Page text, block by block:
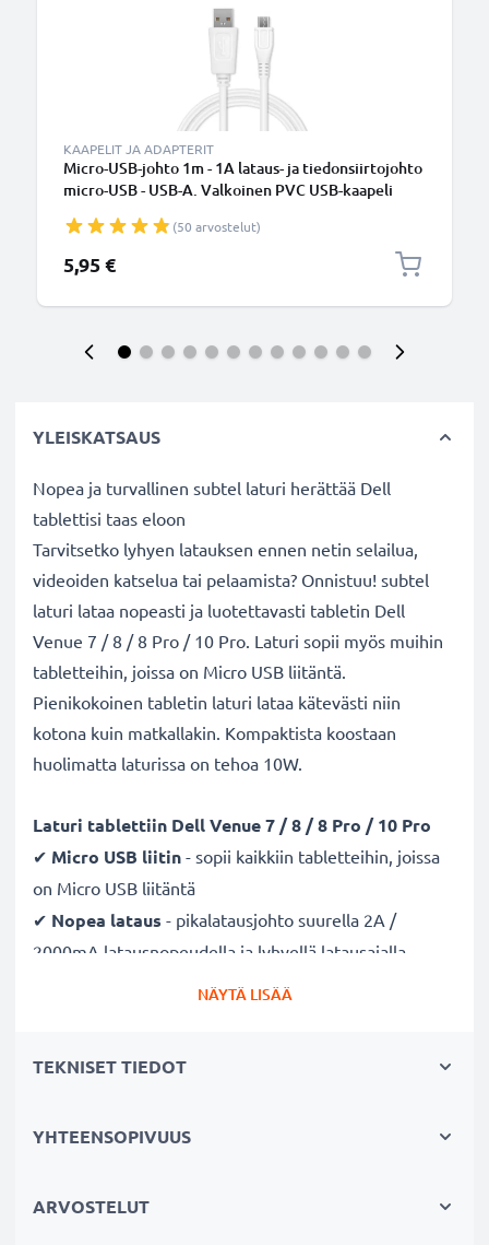
KAAPELIT JA ADAPTERIT
Micro-USB-johto 1m - 1A lataus- ja tiedonsiirtojohto
micro-USB - USB-A. Valkoinen PVC USB-kaapeli
(50 arvostelut)
5,95 €
YLEISKATSAUS
Nopea ja turvallinen subtel laturi herättää Dell
tablettisi taas eloon
Tarvitsetko lyhyen latauksen ennen netin selailua,
videoiden katselua tai pelaamista? Onnistuu! subtel
laturi lataa nopeasti ja luotettavasti tabletin Dell
Venue 7 / 8 / 8 Pro / 10 Pro. Laturi sopii myös muihin
tabletteihin, joissa on Micro USB liitäntä.
Pienikokoinen tabletin laturi lataa kätevästi niin
kotona kuin matkallakin. Kompaktista koostaan
huolimatta laturissa on tehoa 10W.
Laturi tablettiin Dell Venue 7 / 8 / 8 Pro / 10 Pro
✔ Micro USB liitin - sopii kaikkiin tabletteihin, joissa
on Micro USB liitäntä
✔ Nopea lataus - pikalatausjohto suurella 2A /
2000mA latausnopeudella ja lyhyellä latausajalla
Pieni, kevyt ja tehokas - sopiva laturi myös
✔Sertifioidusti turvallinen
✔Hellävarainen ja turvallinen lataus
NÄYTÄ LISÄÄ
TEKNISET TIEDOT
YHTEENSOPIVUUS
ARVOSTELUT